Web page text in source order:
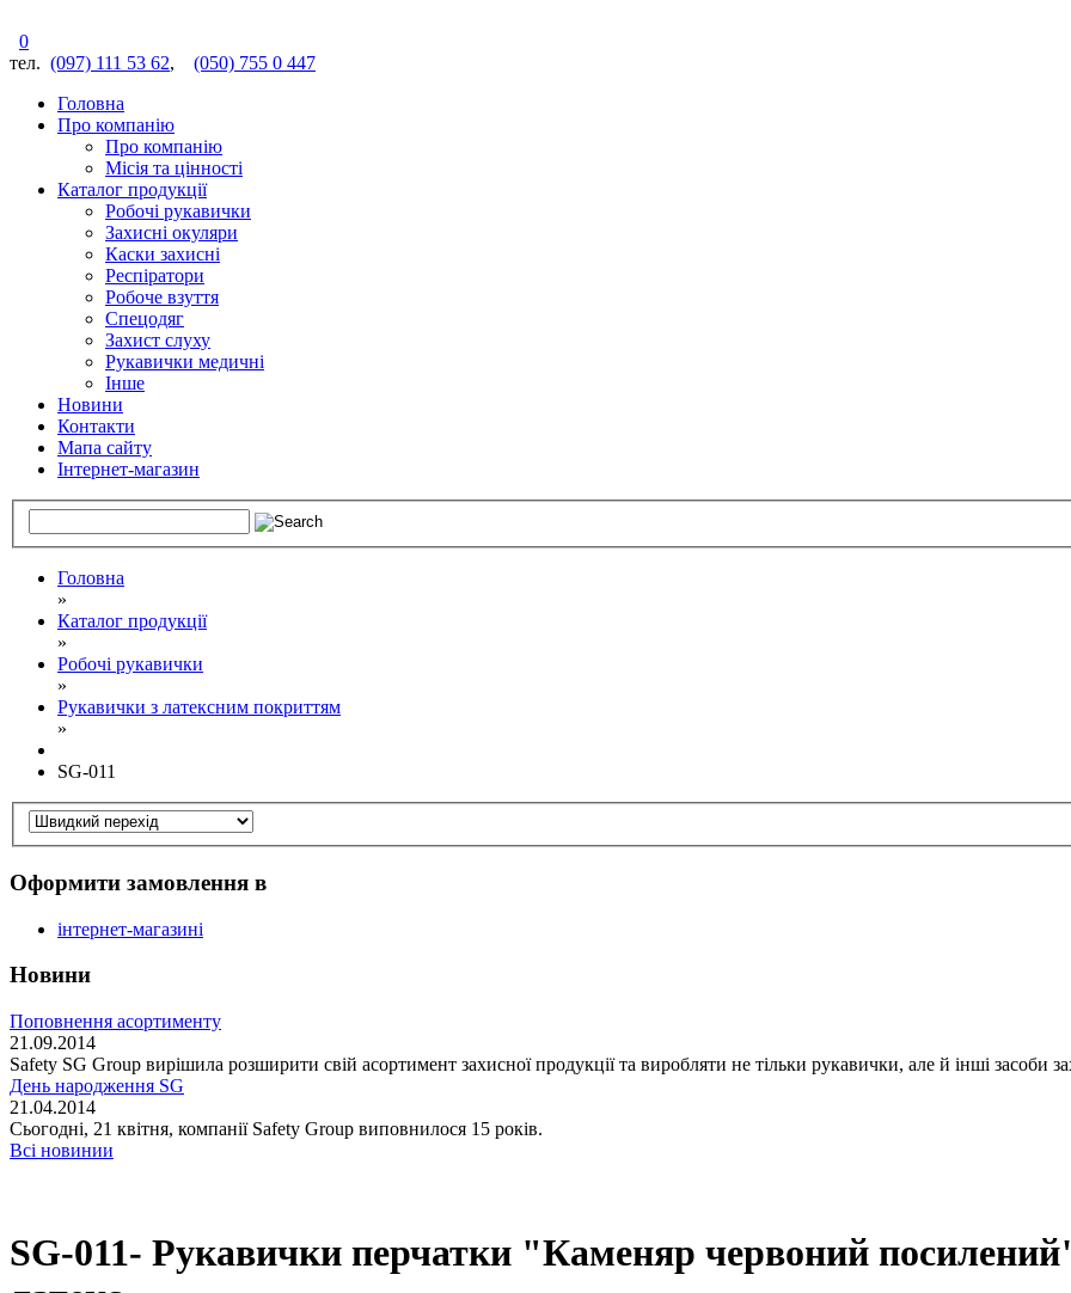
0
тел. (097) 111 53 62, (050) 755 0 447
Головна
Про компанію
Про компанію
Місія та цінності
Каталог продукції
Робочі рукавички
Захисні окуляри
Каски захисні
Респіратори
Робоче взуття
Спецодяг
Захист слуху
Рукавички медичні
Інше
Новини
Контакти
Мапа сайту
Інтернет-магазин
Головна
»
Каталог продукції
»
Робочі рукавички
»
Рукавички з латексним покриттям
»
SG-011
Оформити замовлення в
інтернет-магазині
Новини
Поповнення асортименту
21.09.2014
Safety SG Group вирішила розширити свій асортимент захисної продукції та виробляти не тільки рукавички, але й інші засоби
День народження SG
21.04.2014
Сьогодні, 21 квітня, компанії Safety Group виповнилося 15 років.
Всі новинии
SG-011- Рукавички перчатки "Каменяр червоний